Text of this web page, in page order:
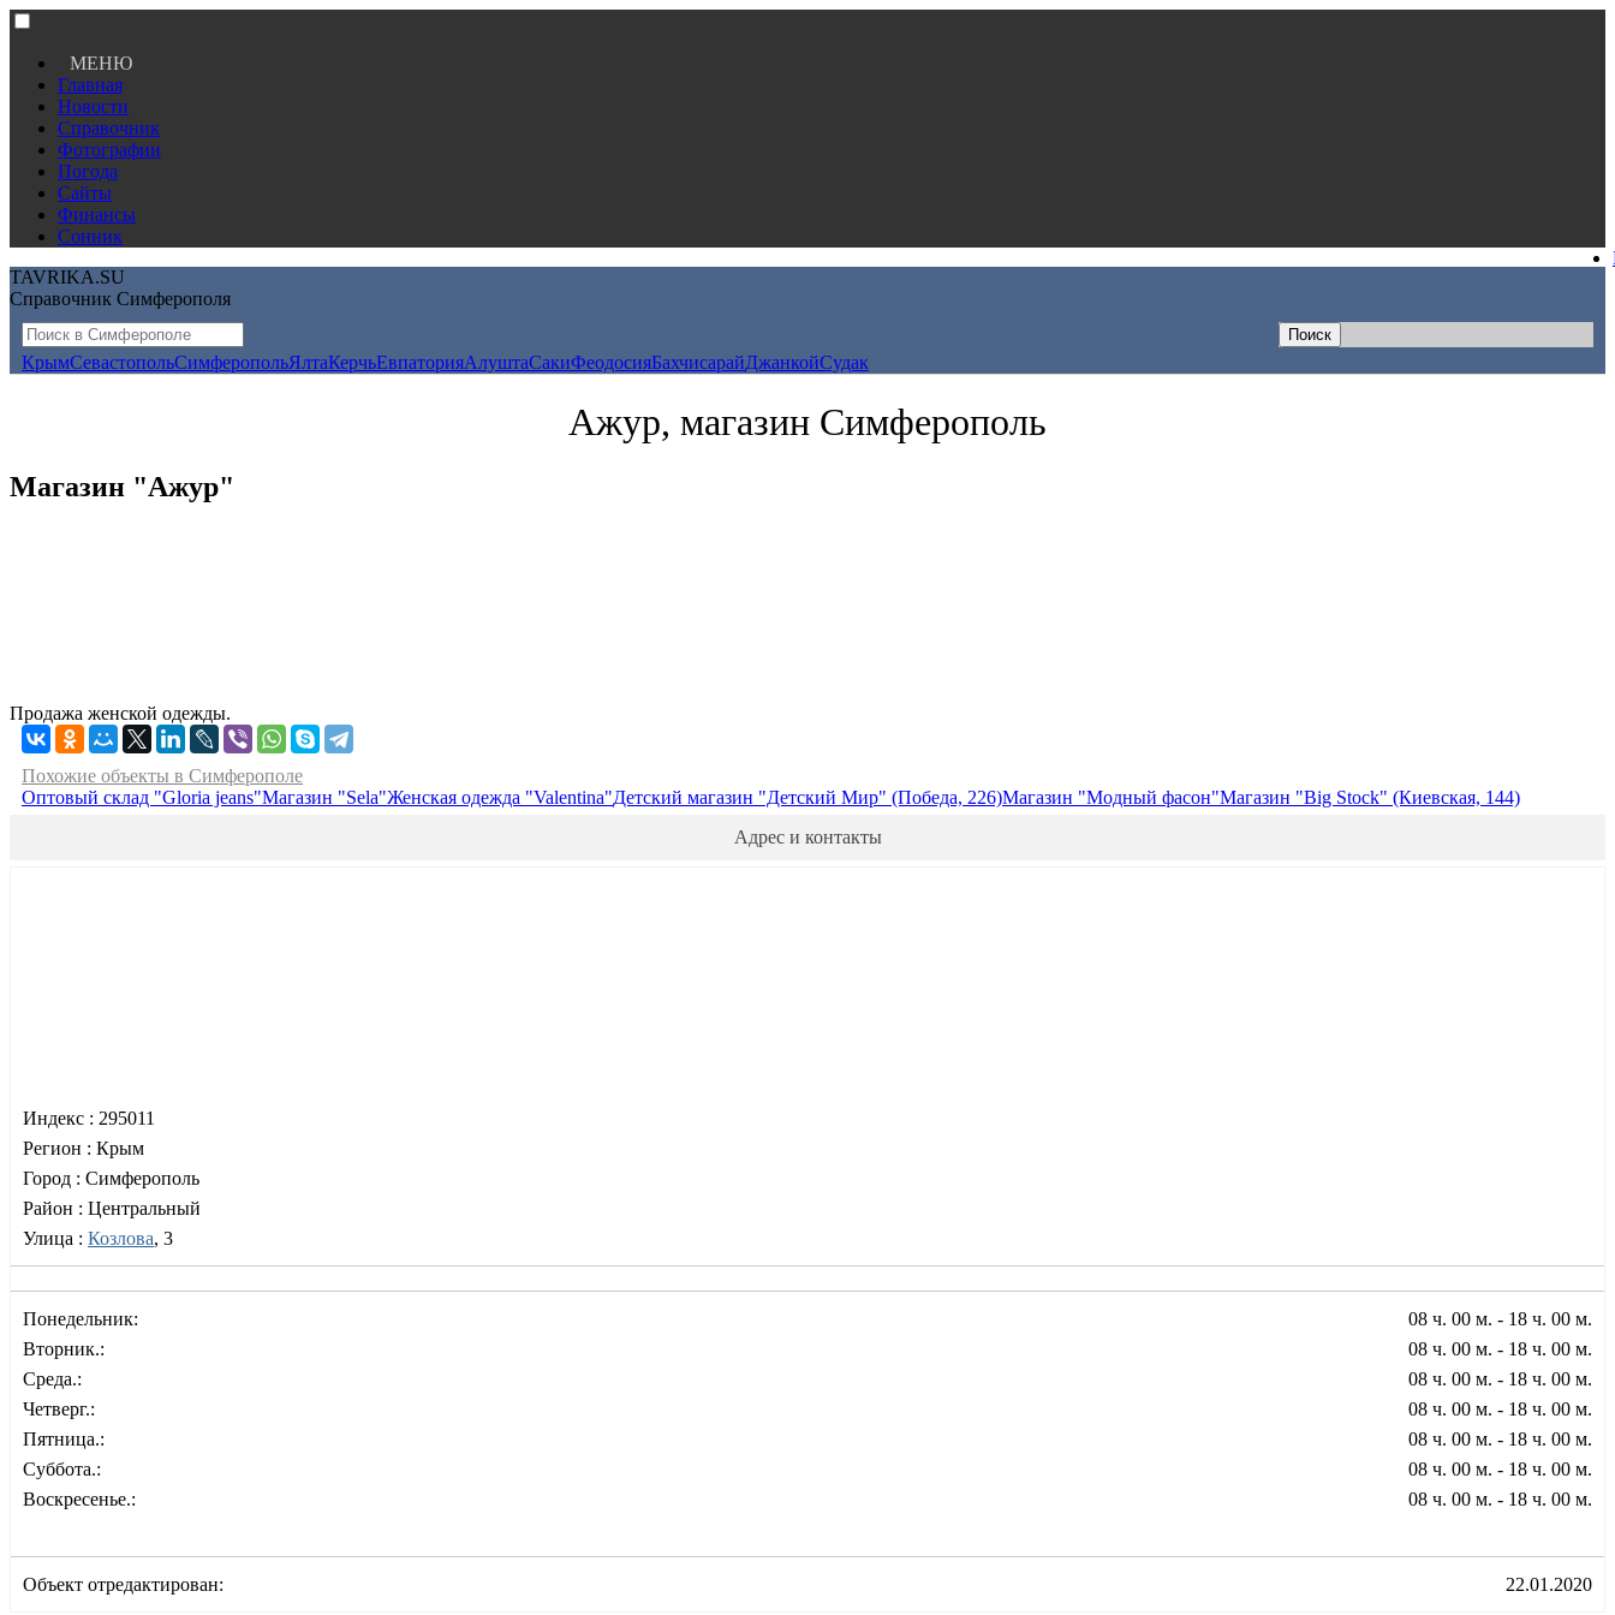
МЕНЮ
Главная
Новости
Справочник
Фотографии
Погода
Сайты
Финансы
Сонник
TAVRIKA.SU
Справочник Симферополя
КрымСевастопольСимферопольЯлтаКерчьЕвпаторияАлуштаСакиФеодосияБахчисарайДжанкойСудак
Ажур, магазин Симферополь
Магазин "Ажур"
Продажа женской одежды.
Похожие объекты в Симферополе
Оптовый склад "Gloria jeans"Магазин "Sela"Женская одежда "Valentina"Детский магазин "Детский Мир" (Победа, 226)Магазин "Модный фасон"Магазин "Big Stock" (Киевская, 144)
Адрес и контакты
Индекс : 295011
Регион : Крым
Город : Симферополь
Район : Центральный
Улица : Козлова, 3
Понедельник:
08 ч. 00 м. - 18 ч. 00 м.
Вторник.:
08 ч. 00 м. - 18 ч. 00 м.
Среда.:
08 ч. 00 м. - 18 ч. 00 м.
Четверг.:
08 ч. 00 м. - 18 ч. 00 м.
Пятница.:
08 ч. 00 м. - 18 ч. 00 м.
Суббота.:
08 ч. 00 м. - 18 ч. 00 м.
Воскресенье.:
08 ч. 00 м. - 18 ч. 00 м.
Объект отредактирован: 22.01.2020